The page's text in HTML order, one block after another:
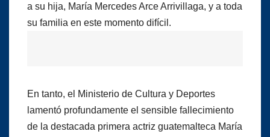
a su hija, María Mercedes Arce Arrivillaga, y a toda
su familia en este momento difícil.
En tanto, el Ministerio de Cultura y Deportes
lamentó profundamente el sensible fallecimiento
de la destacada primera actriz guatemalteca María